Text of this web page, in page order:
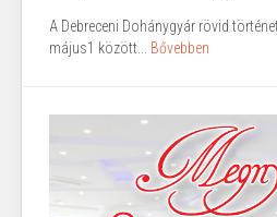
A Debreceni Dohánygyár rövid
május1 között... Bővebben